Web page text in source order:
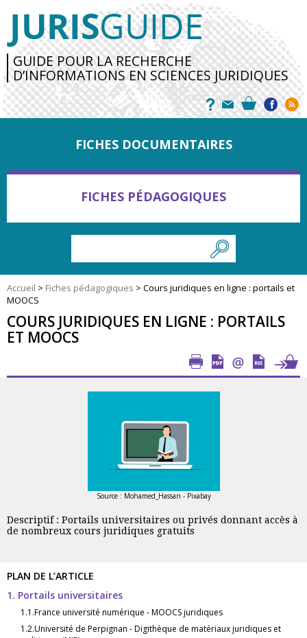
GUIDE POUR LA RECHERCHE
D’INFORMATIONS EN SCIENCES JURIDIQUES
FICHES DOCUMENTAIRES
FICHES PÉDAGOGIQUES
Accueil > Fiches pédagogiques > Cours juridiques en ligne : portails et
MOOCS
COURS JURIDIQUES EN LIGNE : PORTAILS
ET MOOCS
Source : Mohamed_Hassan - Pixabay
Descriptif : Portails universitaires ou privés donnant accès à
de nombreux cours juridiques gratuits
PLAN DE L’ARTICLE
1. Portails universitaires
1.1.France université numérique - MOOCS juridiques
1.2.Université de Perpignan - Digithèque de matériaux juridiques et